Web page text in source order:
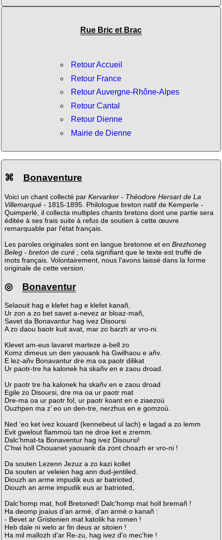
Rue Bric et Brac
Retour Accueil
Retour France
Retour Auvergne-Rhône-Alpes
Retour Cantal
Retour Dienne
Mairie de Dienne
⌘ Bonaventure
Voici un chant collecté par Kervarker - Théodore Hersart de La
Villemarqué- 1815-1895. Philologue breton natif de Kemperle -
Quimperlé, il collecta multiples chants bretons dont une partie sera
éditée à ses frais suite à refus de soutien à cette œuvre
remarquable par l'état français.
Les paroles originales sont en langue bretonne et en Brezhoneg
Beleg - breton de curé; cela signifiant que le texte est truffé de
mots français. Volontairement, nous l'avons laissé dans la forme
originale de cette version.
◎ Bonaventur
Selaouit hag e klefet hag e klefet kanañ,
Ur zon a zo bet savet a-nevez ar bloaz-mañ,
Savet da Bonavantur hag ivez Disoursi
A zo daou baotr kuit avat, mar zo barzh ar vro-ni.
Klevet am-eus lavaret marteze a-bell zo
Komz dimeus un den yaouank ha Gwilhaou e añv.
E lez-añv Bonavantur dre ma oa paotr dilikat
Ur paotr-tre ha kalonek ha skañv en e zaou droad.
Ur paotr tre ha kalonek ha skañv en e zaou droad
Egile zo Disoursi, dre ma oa ur paotr mat
Dre-ma oa ur paotr fol, ur paotr koant en e ziaezoù
Ouzhpen ma z’ eo un den-tre, nerzhus en e gomzoù.
Ned ‘eo ket ivez kouard (kennebeut ul lach) e lagad a zo lemm
Evit gwelout flammoù tan ne droe ket e zremm.
Dalc’hmat-ta Bonaventur hag ivez Disoursi!
C'hwi holl Chouanet yaouank da zont choazh er vro-ni !
Da souten Lezenn Jezuz a zo kazi kollet
Da souten ar veleien hag ann dud-jentiled.
Diouzh an arme impudik eus ar batrioted,
Diouzh an arme impudik eus ar batrioted,
Dalc’homp mat, holl Bretoned! Dalc’homp mat holl bremañ !
Ha deomp joaius d’an armé, d’an armé o kanañ :
- Bevet ar Gristenien mat katolik ha romen !
Heb dale ni welo ar fin deus ar sitoien !
Ha mil mallozh d'ar Re-zu, hag ivez d'o mec'hie !